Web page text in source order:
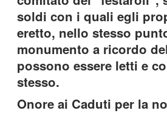
soldi con i quali egli
eretto, nello stesso
monumento a ricordo
possono essere letti e
stesso.
Onore ai Caduti per la